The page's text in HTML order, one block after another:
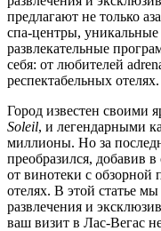
предлагают не только
спа-центры,
развлекательные
себя: от любителей
респектабельных отелях.
Город известен своими
Soleil, и легендарными
миллионы. Но за
преобразился, добавив
от винотеки с
отелях. В этой статье
развлечения и
ваш визит в Лас-Вегас